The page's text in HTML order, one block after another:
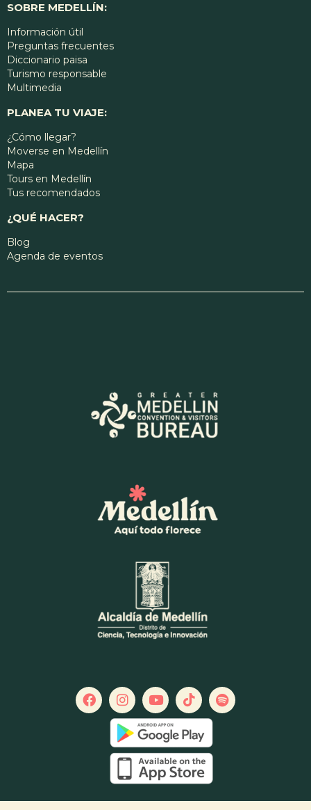
SOBRE MEDELLÍN:
Información útil
Preguntas frecuentes
Diccionario paisa
Turismo responsable
Multimedia
PLANEA TU VIAJE:
¿Cómo llegar?
Moverse en Medellín
Mapa
Tours en Medellín
Tus recomendados
¿QUÉ HACER?
Blog
Agenda de eventos